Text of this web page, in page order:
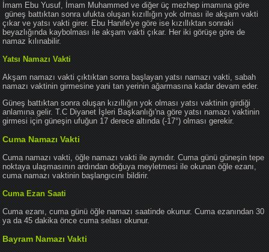
İmam Ebu Yusuf, İmam Muhammed ve diğer üç mezhep imamına göre
güneş battıktan sonra ufukta oluşan kızıllığın yok olması ile akşam vakti
çıkar ve yatsı vakti girer. Ebu Hanife'ye göre ise kızıllıktan sonraki
beyazlığında kaybolması ile akşam vakti çıkar. Her iki görüşe göre de
namaz kılınabilir.
Yatsı Namazı Vakti
Akşam namazı vakti çıktıktan sonra başlayan yatsı namazı vakti, sabah
namazı vaktinin girmesine yani tan yerinin ağarmasına kadar devam eder.
Güneş battıktan sonra oluşan kızıllığın yok olması yatsı vaktinin girdiği
anlamına gelir. T.C Diyanet İşleri Başkanlığı'na göre yatsı namazı vaktinin
girmesi için güneşin ufuğun 17 derece altında (-17°) olması gerekir.
Cuma Namazı Vakti
Cuma namazı vakti, öğle namazı vakti ile aynıdır. Cuma günü güneşin tepe
noktaya ulaşmasının ardından doğuya meyletmesi ile okunan öğle ezanı,
cuma namazı vaktinin başlangıcını bildirir.
Cuma Ezan Saati
Cuma ezanı, cuma günü öğle namazı saatinde okunur. Cuma ezanından 30
ya da 45 dakika önce cuma selası okunur.
Bayram Namazı Vakti